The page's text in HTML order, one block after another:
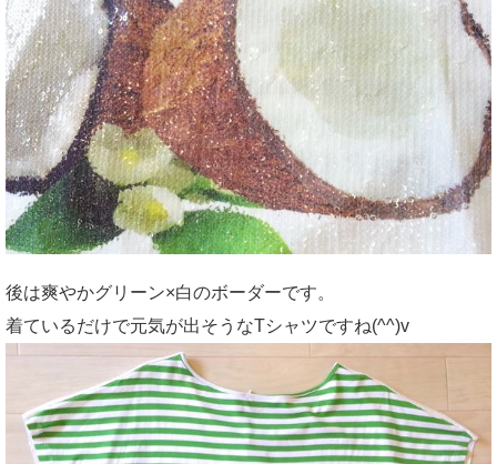
後は爽やかグリーン×白のボーダーです。
着ているだけで元気が出そうなTシャツですね(^^)v